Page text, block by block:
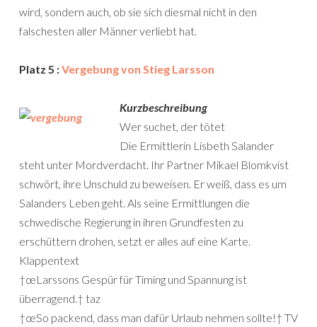
wird, sondern auch, ob sie sich diesmal nicht in den
falschesten aller Männer verliebt hat.
Platz 5 :Vergebung von Stieg Larsson
Kurzbeschreibung
Wer suchet, der tötet
Die Ermittlerin Lisbeth Salander
steht unter Mordverdacht. Ihr Partner Mikael Blomkvist
schwört, ihre Unschuld zu beweisen. Er weiß, dass es um
Salanders Leben geht. Als seine Ermittlungen die
schwedische Regierung in ihren Grundfesten zu
erschüttern drohen, setzt er alles auf eine Karte.
Klappentext
†œLarssons Gespür für Timing und Spannung ist
überragend.† taz
†œSo packend, dass man dafür Urlaub nehmen sollte!† TV